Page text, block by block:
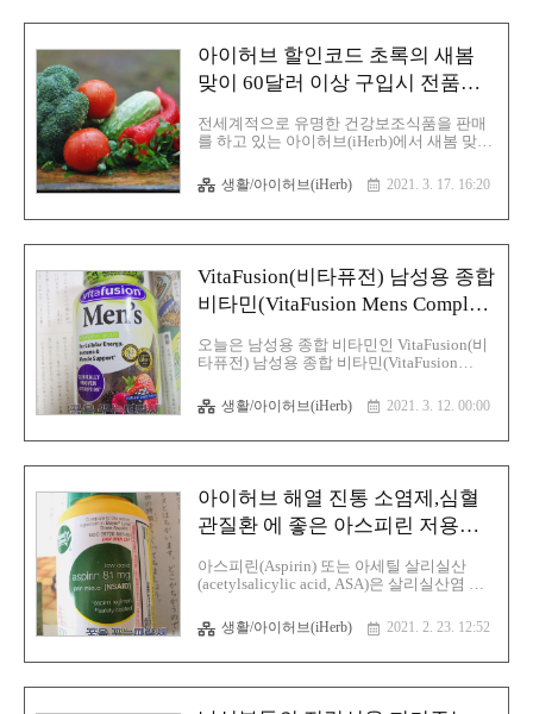
면역계의 가장 중요한 구성 요소 중 하나이
며 정상적인 면역계 기능의 발달과 기능은
장내 미생물의 구성에 의해 영향을 받는다는
사실은 이미 잘 알려졌으며 프로바이오닉스
를 정기적으로 섭취하는 것은 건강한 장 내
세균 관리를 지원할 수 있으며 제가 구매를
하게 된 Lacidophilus La-14는 18개의 임상시
험을 포함하여 50개 이상의 과학 연구에서
아이허브 할인코드 초록의 새봄
맞이 60달러 이상 구입시 전품목
전세계적으로 유명한 건강보조식품을 판매
를 하고 있는 아이허브(iHerb)에서 새봄 맞이
를 진행을 하고 있고 있습니다. 이번 행사 할
인코드(SPRING21) 이며 저의 리워드 코드
할인은 적용되지 않습니다. 행사는 한국시간
4월 01일 오전 2시, 미 서부시간 3월 31일 오
전 10시에 종료되면 아이허브를 이용하시는
분들은 세일 기간을 잘 활용하시는것도 좋은
방법인것 같습니다. 아이허브(iHerb)에서 새
봄 맞이 60달러 이상 구입시 전품목 15% 세
일 행사 아이허브할인 코드:QMF730 iHerb
Reward code:QMF730 iherbプロモコー
생활/아이허브(iHerb) 2021. 3. 17. 16:20
VitaFusion(비타퓨전) 남성용 종합
비타민(VitaFusion Mens Complete
오늘은 남성용 종합 비타민인 VitaFusion(비
타퓨전) 남성용 종합 비타민(VitaFusion
적어 보겠습니다. 일단 종합 비타민이라는
것은 營養劑, dietary supplement,サプリメン
용과 체내 흡수를 쉽게 한 영양을 보충하는
의약품 중 하나입니다. 간단하게 부족한 비
타민이나 무기질, 아미노산 등의 영양소 공
급을 보조 또는 허브 등의 성분에 의한 약효
의 발휘가 목적인 식품을 의미하고 있으며
이외에 생약, 효소, 다이어트 식품 등이 서플
리먼트로 분류되며 넓은 의미로는 인체에 영
향을 끼치는 물질이란 의미로 식품 이외의
생활/아이허브(iHerb) 2021. 3. 12. 00:00
아이허브 해열 진통 소염제,심혈
관질환 에 좋은 아스피린 저용량
Safety Coated)
아스피린(Aspirin) 또는 아세틸 살리실산
(acetylsalicylic acid, ASA)은 살리실산염 진
쓰고, 혈중 농도를 낮추어 심혈관질환이나
심장마비 예방약으로 장기간 사용을 하며 약
체계적 명칭 (IUPAC 명명법):2-
Acetoxybenzoic acid 으로 지정으로 하고 있
생활/아이허브(iHerb) 2021. 2. 23. 12:52